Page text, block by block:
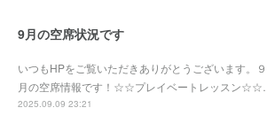
9月の空席状況です
いつもHPをご覧いただきありがとうございます。９
月の空席情報です！☆☆プレイベートレッスン☆☆…
2025.09.09 23:21